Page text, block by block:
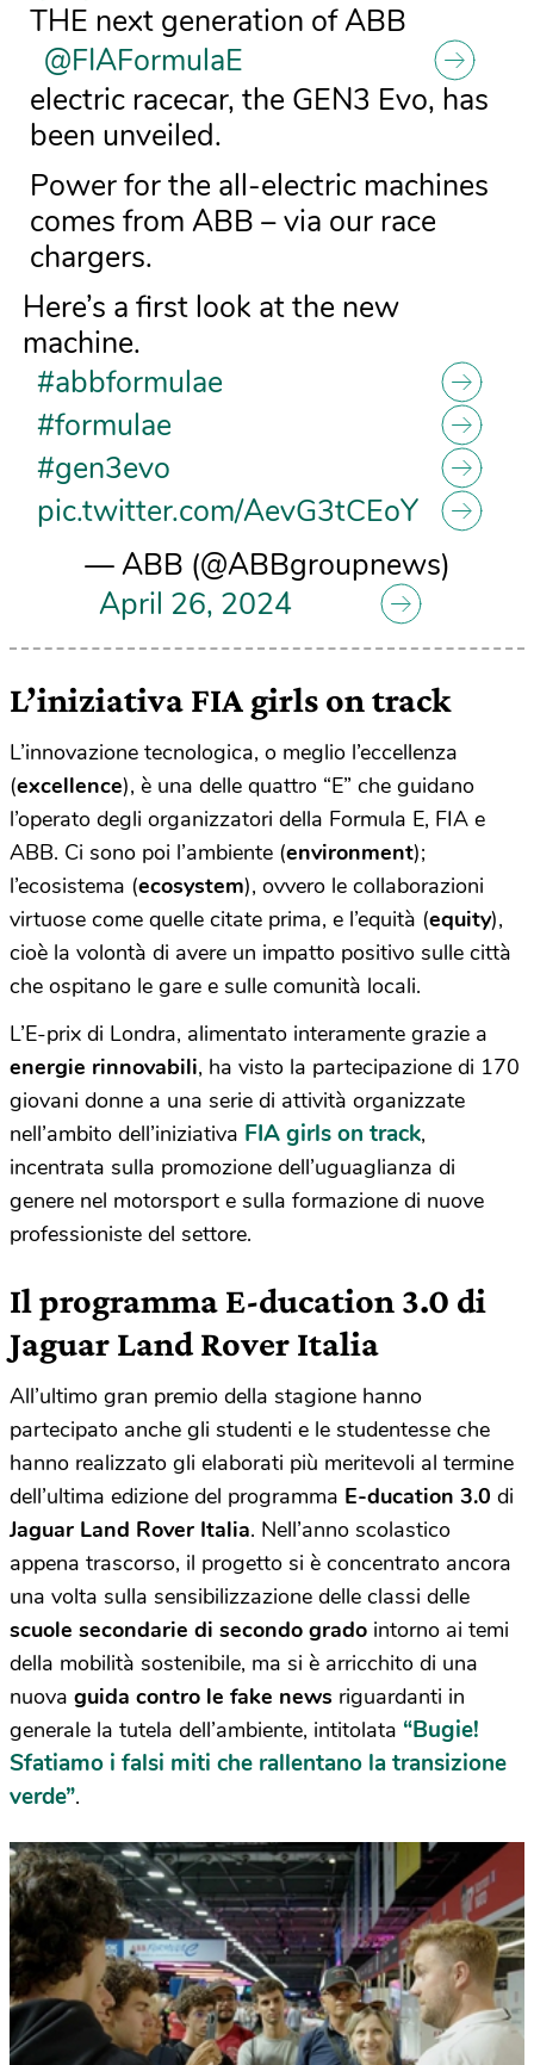
THE next generation of ABB
@FIAFormulaE
electric racecar, the GEN3 Evo, has
been unveiled.
Power for the all-electric machines
comes from ABB – via our race
chargers.
Here’s a first look at the new
machine.
#abbformulae
#formulae
#gen3evo
pic.twitter.com/AevG3tCEoY
— ABB (@ABBgroupnews)
April 26, 2024
L’iniziativa FIA girls on track
L’innovazione tecnologica, o meglio l’eccellenza
(excellence), è una delle quattro “E” che guidano
l’operato degli organizzatori della Formula E, FIA e
ABB. Ci sono poi l’ambiente (environment);
l’ecosistema (ecosystem), ovvero le collaborazioni
virtuose come quelle citate prima, e l’equità (equity),
cioè la volontà di avere un impatto positivo sulle città
che ospitano le gare e sulle comunità locali.
L’E-prix di Londra, alimentato interamente grazie a
energie rinnovabili, ha visto la partecipazione di 170
giovani donne a una serie di attività organizzate
nell’ambito dell’iniziativa FIA girls on track,
incentrata sulla promozione dell’uguaglianza di
genere nel motorsport e sulla formazione di nuove
professioniste del settore.
Il programma E-ducation 3.0 di
Jaguar Land Rover Italia
All’ultimo gran premio della stagione hanno
partecipato anche gli studenti e le studentesse che
hanno realizzato gli elaborati più meritevoli al termine
dell’ultima edizione del programma E-ducation 3.0 di
Jaguar Land Rover Italia. Nell’anno scolastico
appena trascorso, il progetto si è concentrato ancora
una volta sulla sensibilizzazione delle classi delle
scuole secondarie di secondo grado intorno ai temi
della mobilità sostenibile, ma si è arricchito di una
nuova guida contro le fake news riguardanti in
generale la tutela dell’ambiente, intitolata “Bugie!
Sfatiamo i falsi miti che rallentano la transizione
verde”.